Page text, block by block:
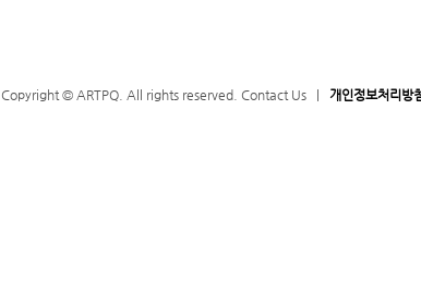
Copyright © ARTPQ. All rights reserved. Contact Us 개인정보처리방